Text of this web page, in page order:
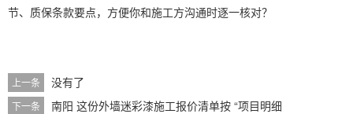
节、质保条款要点，方便你和施工方沟通时逐一核对？
上一条 没有了
下一条 南阳 这份外墙迷彩漆施工报价清单按 “项目明细